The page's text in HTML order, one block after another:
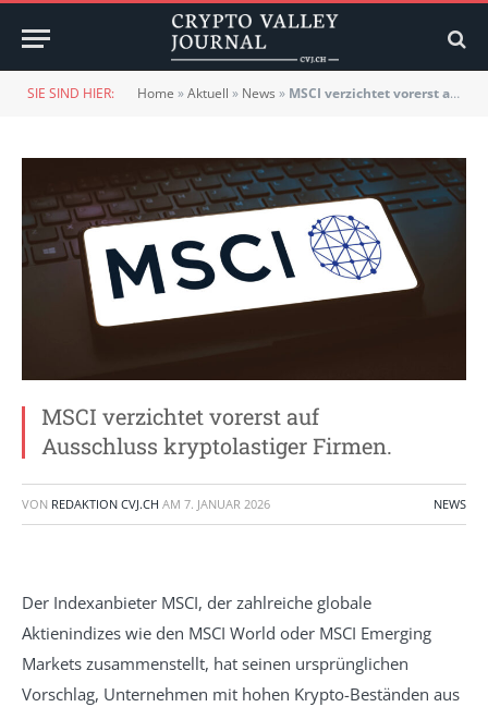
SIE SIND HIER: Home »Aktuell » News » MSCI verzichtet vorerst auf Ausschluss kryptolastiger Firmen.
MSCI verzichtet vorerst auf
Ausschluss kryptolastiger Firmen.
VON REDAKTION CVJ.CH AM 7. JANUAR 2026 NEWS
Der Indexanbieter MSCI, der zahlreiche globale
Aktienindizes wie den MSCI World oder MSCI Emerging
Markets zusammenstellt, hat seinen ursprünglichen
Vorschlag, Unternehmen mit hohen Krypto-Beständen aus